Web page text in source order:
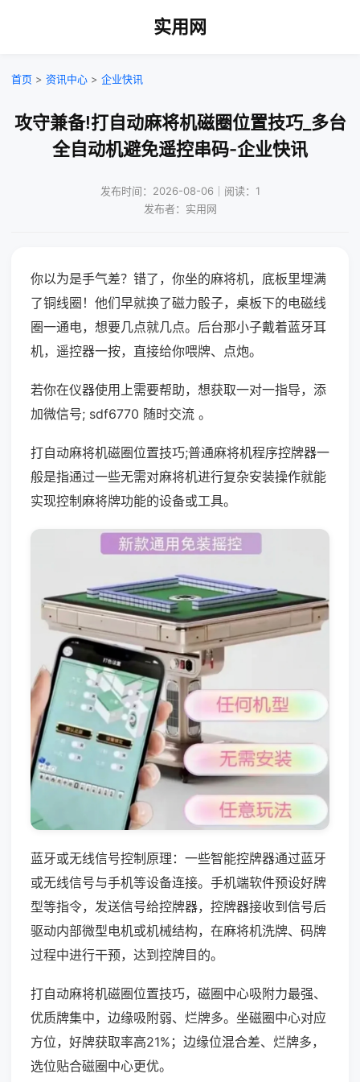
实用网
首页 > 资讯中心 > 企业快讯
攻守兼备!打自动麻将机磁圈位置技巧_多台
全自动机避免遥控串码-企业快讯
发布时间：2026-08-06｜阅读：1
发布者：实用网
你以为是手气差？错了，你坐的麻将机，底板里埋满
了铜线圈！他们早就换了磁力骰子，桌板下的电磁线
圈一通电，想要几点就几点。后台那小子戴着蓝牙耳
机，遥控器一按，直接给你喂牌、点炮。
若你在仪器使用上需要帮助，想获取一对一指导，添
加微信号; sdf6770 随时交流 。
打自动麻将机磁圈位置技巧;普通麻将机程序控牌器一
般是指通过一些无需对麻将机进行复杂安装操作就能
实现控制麻将牌功能的设备或工具。
蓝牙或无线信号控制原理：一些智能控牌器通过蓝牙
或无线信号与手机等设备连接。手机端软件预设好牌
型等指令，发送信号给控牌器，控牌器接收到信号后
驱动内部微型电机或机械结构，在麻将机洗牌、码牌
过程中进行干预，达到控牌目的。
打自动麻将机磁圈位置技巧，磁圈中心吸附力最强、
优质牌集中，边缘吸附弱、烂牌多。坐磁圈中心对应
方位，好牌获取率高21%；边缘位混合差、烂牌多，
选位贴合磁圈中心更优。